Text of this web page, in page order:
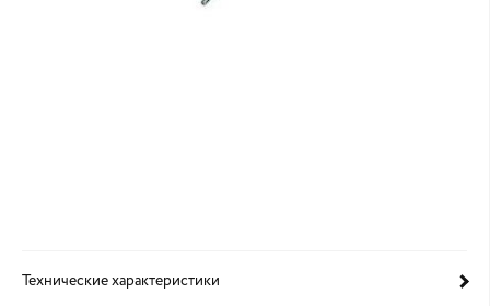
Технические характеристики